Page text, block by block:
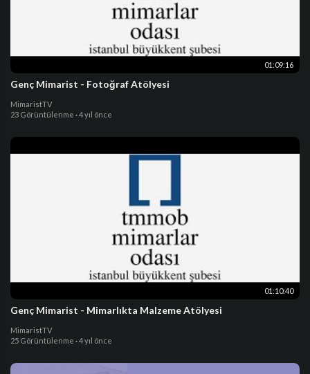
01:09:16
Genç Mimarist - Fotoğraf Atölyesi
MimaristTV
23 Görüntülenme ·4 yıl önce
01:10:40
Genç Mimarist - Mimarlıkta Malzeme Atölyesi
MimaristTV
25 Görüntülenme ·4 yıl önce